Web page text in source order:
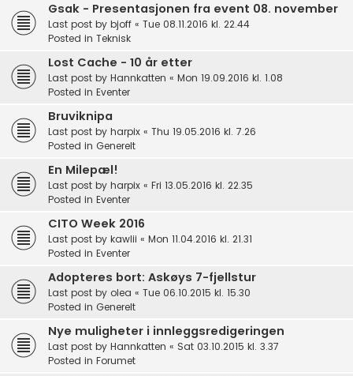
Gsak - Presentasjonen fra event 08. november
Last post by bjoff « Tue 08.11.2016 kl. 22.44
Posted in Teknisk
Lost Cache - 10 år etter
Last post by Hannkatten « Mon 19.09.2016 kl. 1.08
Posted in Eventer
Bruviknipa
Last post by harpix « Thu 19.05.2016 kl. 7.26
Posted in Generelt
En Milepæl!
Last post by harpix « Fri 13.05.2016 kl. 22.35
Posted in Eventer
CITO Week 2016
Last post by kawlii « Mon 11.04.2016 kl. 21.31
Posted in Eventer
Adopteres bort: Askøys 7-fjellstur
Last post by olea « Tue 06.10.2015 kl. 15.30
Posted in Generelt
Nye muligheter i innleggsredigeringen
Last post by Hannkatten « Sat 03.10.2015 kl. 3.37
Posted in Forumet